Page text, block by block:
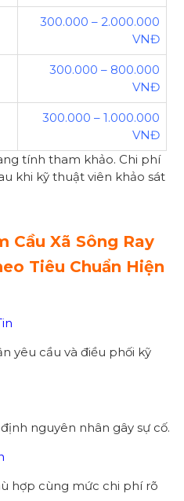
300.000 – 2.000.000
VNĐ
300.000 – 800.000
VNĐ
300.000 – 1.000.000
VNĐ
tính tham khảo. Chi phí
khi kỹ thuật viên khảo sát
Cầu Xã Sông Ray
Tiêu Chuẩn Hiện
yêu cầu và điều phối kỹ
nguyên nhân gây sự cố.
hợp cùng mức chi phí rõ